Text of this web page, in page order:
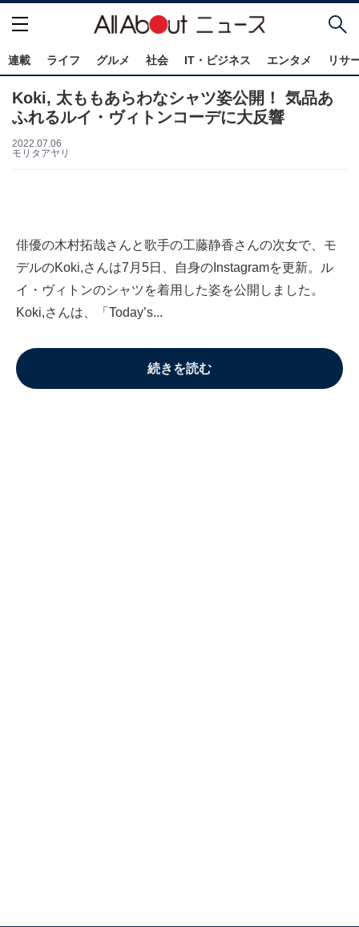
連載 ライフ グルメ 社会 IT・ビジネス エンタメ リサ
Koki, 太ももあらわなシャツ姿公開！ 気品あ
ふれるルイ・ヴィトンコーデに大反響
2022.07.06
モリタアヤリ
俳優の木村拓哉さんと歌手の工藤静香さんの次女で、モ
デルのKoki,さんは7月5日、自身のInstagramを更新。ル
イ・ヴィトンのシャツを着用した姿を公開しました。
Koki,さんは、「Today’s...
続きを読む